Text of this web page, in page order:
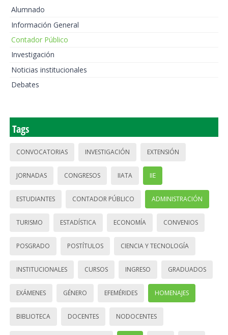
Alumnado
Información General
Contador Público
Investigación
Noticias institucionales
Debates
Tags
CONVOCATORIAS INVESTIGACIÓN EXTENSIÓN
JORNADAS CONGRESOS IIATA IIE
ESTUDIANTES CONTADOR PÚBLICO ADMINISTRACIÓN
TURISMO ESTADÍSTICA ECONOMÍA CONVENIOS
POSGRADO POSTÍTULOS CIENCIA Y TECNOLOGÍA
INSTITUCIONALES CURSOS INGRESO GRADUADOS
EXÁMENES GÉNERO EFEMÉRIDES HOMENAJES
BIBLIOTECA DOCENTES NODOCENTES